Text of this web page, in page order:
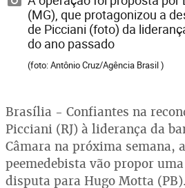
(MG), que protagonizou a
de Picciani (foto) da
do ano passado
(foto: Antônio Cruz/Agência Brasil )
Brasília - Confiantes na
Picciani (RJ) à liderança da
Câmara na próxima semana,
peemedebista vão propor
disputa para Hugo Motta